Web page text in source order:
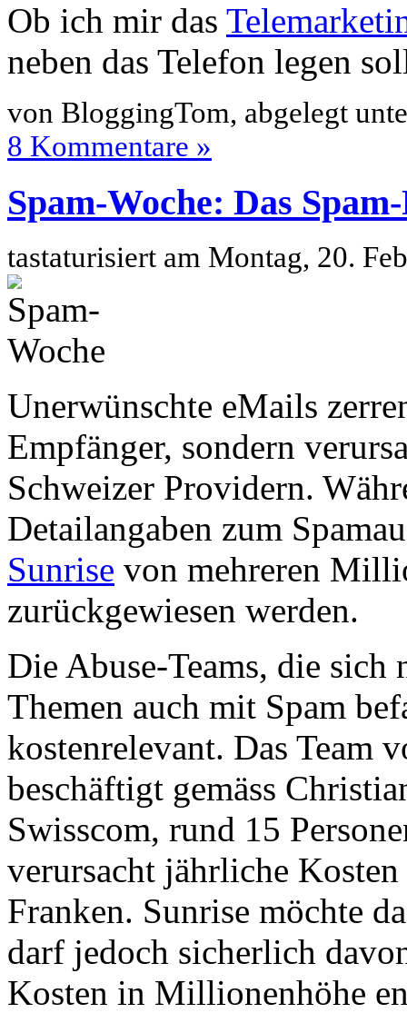
Ob ich mir das
neben das Telefon legen
von BloggingTom, abgelegt
8 Kommentare »
Spam-Woche: Das
tastaturisiert am Montag, 20.
Unerwünschte eMails
Empfänger, sondern
Schweizer Providern.
Detailangaben zum
Sunrise von mehreren
zurückgewiesen werden.
Die Abuse-Teams, die sich
Themen auch mit Spam
kostenrelevant. Das Team
beschäftigt gemäss
Swisscom, rund 15
verursacht jährliche
Franken. Sunrise möchte
darf jedoch sicherlich
Kosten in Millionenhöhe